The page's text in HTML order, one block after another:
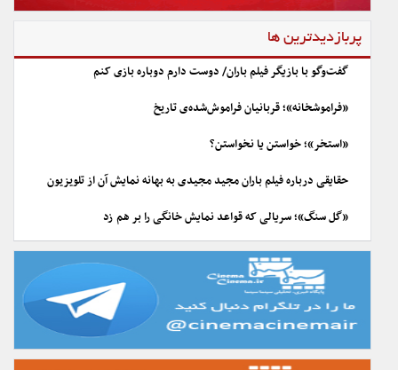
پربازدیدترین ها
گفت‌وگو با بازیگر فیلم باران/ دوست دارم دوباره بازی کنم
«فراموشخانه»؛ قربانیان فراموش‌شده‌ی تاریخ
«استخر»؛ خواستن یا نخواستن؟
حقایقی درباره فیلم باران مجید مجیدی به بهانه نمایش آن از تلویزیون
«گل سنگ»؛ سریالی که قواعد نمایش خانگی را بر هم زد